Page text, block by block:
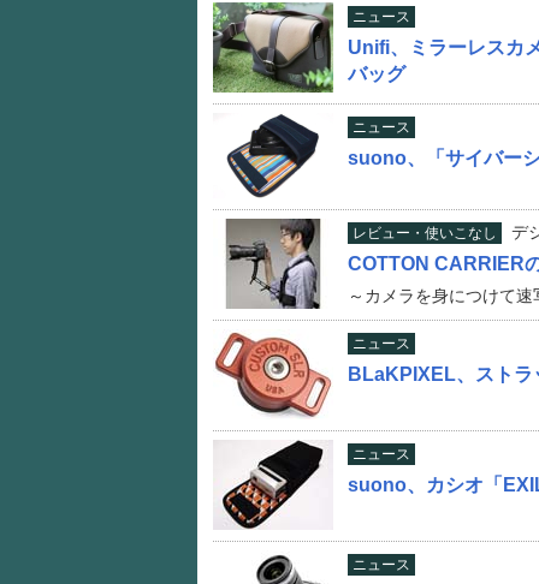
ニュース
Unifi、ミラーレスカ
バッグ
ニュース
suono、「サイバー
レビュー・使いこなし デ
COTTON CARRIER
～カメラを身につけて速
ニュース
BLaKPIXEL、ストラ
ニュース
suono、カシオ「
ニュース